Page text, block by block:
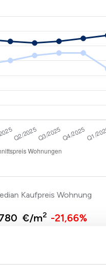
Kaufpreis Wohnung
€/m2 -21,66%
basieren auf